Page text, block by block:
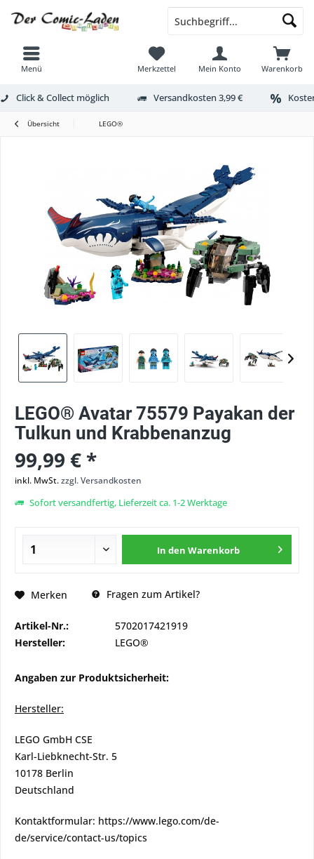
Menü Warenkorb
Merkzettel Mein Konto
Click & Collect möglich Versandkosten 3,99 €
Übersicht LEGO®
LEGO® Avatar 75579 Payakan der
Tulkun und Krabbenanzug
99,99 € *
inkl. MwSt.zzgl. Versandkosten
Sofort versandfertig, Lieferzeit ca. 1-2 Werktage
In den Warenkorb
Merken Fragen zum Artikel?
Artikel-Nr.:
5702017421919
Hersteller:
LEGO®
Angaben zur Produktsicherheit:
Hersteller:
LEGO GmbH CSE
Karl-Liebknecht-Str. 5
10178 Berlin
Deutschland
Kontaktformular: https://www.lego.com/de-
de/service/contact-us/topics